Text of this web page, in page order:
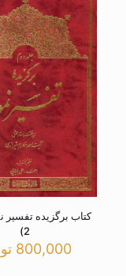
کتاب برگزیده تفسیر
2)
800,000